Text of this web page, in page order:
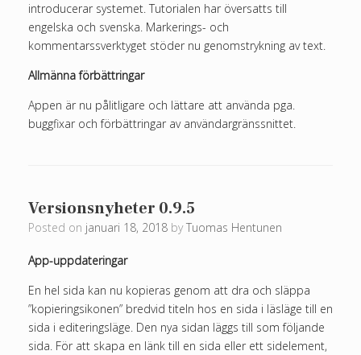
introducerar systemet. Tutorialen har översatts till
engelska och svenska. Markerings- och
kommentarssverktyget stöder nu genomstrykning av text.
Allmänna förbättringar
Appen är nu pålitligare och lättare att använda pga.
buggfixar och förbättringar av användargränssnittet.
Versionsnyheter 0.9.5
Posted on januari 18, 2018 byTuomas Hentunen
App-uppdateringar
En hel sida kan nu kopieras genom att dra och släppa
”kopieringsikonen” bredvid titeln hos en sida i läsläge till en
sida i editeringsläge. Den nya sidan läggs till som följande
sida. För att skapa en länk till en sida eller ett sidelement,